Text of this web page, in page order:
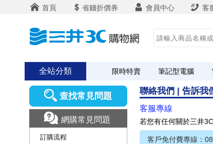
首頁 省錢折價券 會員中心 客
全站分類 限時特賣 筆記型電腦
聯絡我們 | 告訴我
客服專線
若您有任何關於三井
客戶免付費專線：
查找常見問題
網購常見問題
訂購流程